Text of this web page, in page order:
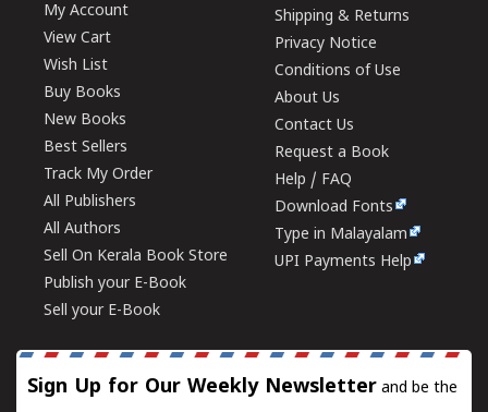
My Account
View Cart
Wish List
Buy Books
New Books
Best Sellers
Track My Order
All Publishers
All Authors
Sell On Kerala Book Store
Publish your E-Book
Sell your E-Book
Shipping & Returns
Privacy Notice
Conditions of Use
About Us
Contact Us
Request a Book
Help / FAQ
Download Fonts
Type in Malayalam
UPI Payments Help
Sign Up for Our Weekly Newsletter and be the